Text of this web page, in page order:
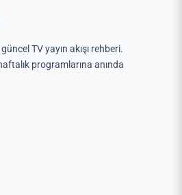
TV yayın akışı rehberi.
programlarına anında